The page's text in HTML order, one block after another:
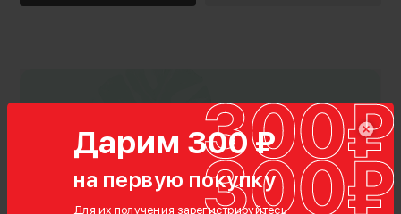
Дарим 300 ₽
на первую покупку
Для их получения зарегистрируйтесь